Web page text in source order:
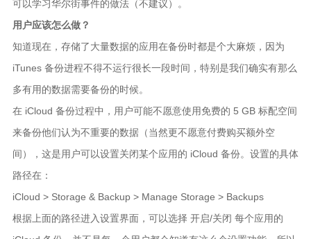
可以学习华尔街事件的做法（不建议）。
用户应该怎么做？
知道现在，存储了大量数据的应用在备份时都是个大麻烦，因为
iTunes 备份进程不得不运行很长一段时间，特别是我们确实有那么
多有用的数据需要备份的时候。
在 iCloud 备份过程中，用户可能不愿意使用免费的 5 GB 标配空间
来备份他们认为不重要的数据（当然更不愿意付费购买额外空
间），这是用户可以设置关闭某个应用的 iCloud 备份。设置的具体
路径在：
iCloud > Storage & Backup > Manage Storage > Backups
根据上面的路径进入设置界面，可以选择 开启/关闭 每个应用的